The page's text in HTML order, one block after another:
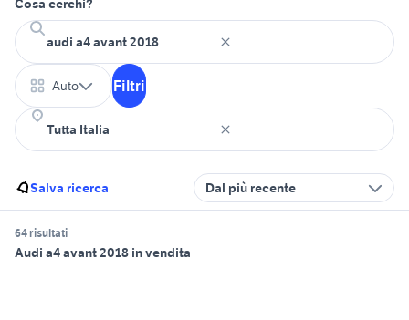
Cosa cerchi?
Auto Filtri
Salva ricerca Dal più recente
64 risultati
Audi a4 avant 2018 in vendita